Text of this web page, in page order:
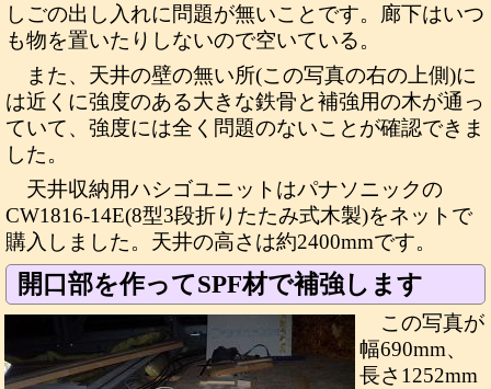
しごの出し入れに問題が無いことです。廊下はいつ
も物を置いたりしないので空いている。
また、天井の壁の無い所(この写真の右の上側)に
は近くに強度のある大きな鉄骨と補強用の木が通っ
ていて、強度には全く問題のないことが確認できま
した。
天井収納用ハシゴユニットはパナソニックの
CW1816-14E(8型3段折りたたみ式木製)をネットで
購入しました。天井の高さは約2400mmです。
開口部を作ってSPF材で補強します
この写真が
幅690mm、
長さ1252mm